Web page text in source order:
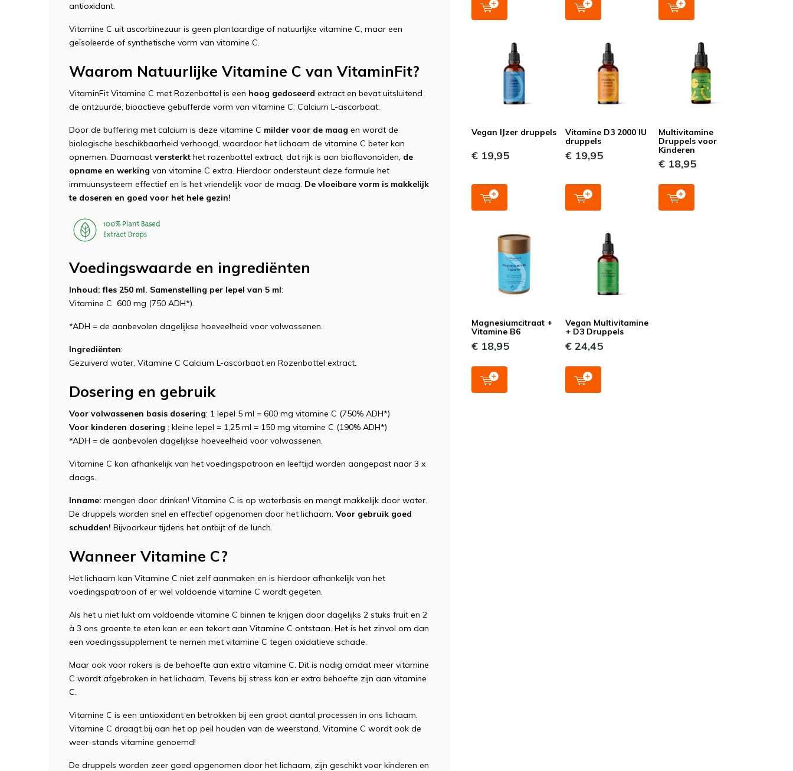
antioxidant.
Vitamine C uit ascorbinezuur is geen plantaardige of natuurlijke vitamine C, maar een
geïsoleerde of synthetische vorm van vitamine C.
Waarom Natuurlijke Vitamine C van VitaminFit?
VitaminFit Vitamine C met Rozenbottel is een hoog gedoseerd extract en bevat uitsluitend
de ontzuurde, bioactieve gebufferde vorm van vitamine C: Calcium L-ascorbaat.
Door de buffering met calcium is deze vitamine C milder voor de maag en wordt de
biologische beschikbaarheid verhoogd, waardoor het lichaam de vitamine C beter kan
opnemen. Daarnaast versterkt het rozenbottel extract, dat rijk is aan bioflavonoïden, de
opname en werking van vitamine C extra. Hierdoor ondersteunt deze formule het
immuunsysteem effectief en is het vriendelijk voor de maag. De vloeibare vorm is makkelijk
te doseren en goed voor het hele gezin!
Voedingswaarde en ingrediënten
Inhoud: fles 250 ml. Samenstelling per lepel van 5 ml:
Vitamine C 600 mg (750 ADH*).
*ADH = de aanbevolen dagelijkse hoeveelheid voor volwassenen.
Ingrediënten:
Gezuiverd water, Vitamine C Calcium L-ascorbaat en Rozenbottel extract.
Dosering en gebruik
Voor volwassenen basis dosering: 1 lepel 5 ml = 600 mg vitamine C (750% ADH*)
Voor kinderen dosering : kleine lepel = 1,25 ml = 150 mg vitamine C (190% ADH*)
*ADH = de aanbevolen dagelijkse hoeveelheid voor volwassenen.
Vitamine C kan afhankelijk van het voedingspatroon en leeftijd worden aangepast naar 3 x
daags.
Inname: mengen door drinken! Vitamine C is op waterbasis en mengt makkelijk door water.
De druppels worden snel en effectief opgenomen door het lichaam. Voor gebruik goed
schudden! Bijvoorkeur tijdens het ontbijt of de lunch.
Wanneer Vitamine C?
Het lichaam kan Vitamine C niet zelf aanmaken en is hierdoor afhankelijk van het
voedingspatroon of er wel voldoende vitamine C wordt gegeten.
Als het u niet lukt om voldoende vitamine C binnen te krijgen door dagelijks 2 stuks fruit en 2
à 3 ons groente te eten kan er een tekort aan Vitamine C ontstaan. Het is het zinvol om dan
een voedingssupplement te nemen met vitamine C tegen oxidatieve schade.
Maar ook voor rokers is de behoefte aan extra vitamine C. Dit is nodig omdat meer vitamine
C wordt afgebroken in het lichaam. Tevens bij stress kan er extra behoefte zijn aan vitamine
C.
Vitamine C is een antioxidant en betrokken bij een groot aantal processen in ons lichaam.
Vitamine C draagt bij aan het op peil houden van de weerstand. Vitamine C wordt ook de
weer-stands vitamine genoemd!
De druppels worden zeer goed opgenomen door het lichaam, zijn geschikt voor kinderen en
Vegan IJzer druppels
€ 19,95
Vitamine D3 2000 IU
druppels
€ 19,95
Multivitamine
Druppels voor
Kinderen
€ 18,95
Magnesiumcitraat +
Vitamine B6
€ 18,95
Vegan Multivitamine
+ D3 Druppels
€ 24,45